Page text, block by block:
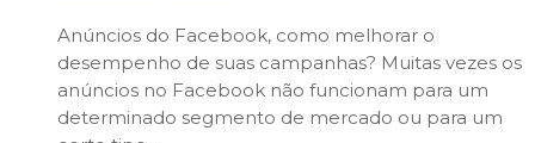
Anúncios do Facebook, como melhorar o
desempenho de suas campanhas? Muitas vezes os
anúncios no Facebook não funcionam para um
determinado segmento de mercado ou para um